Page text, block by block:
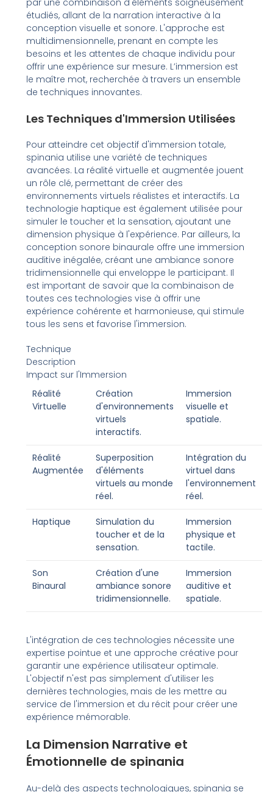
étudiés, allant de la narration interactive à la
conception visuelle et sonore. L'approche est
multidimensionnelle, prenant en compte les
besoins et les attentes de chaque individu pour
offrir une expérience sur mesure. L’immersion est
le maître mot, recherchée à travers un ensemble
de techniques innovantes.
Les Techniques d'Immersion Utilisées
Pour atteindre cet objectif d'immersion totale,
spinania utilise une variété de techniques
avancées. La réalité virtuelle et augmentée jouent
un rôle clé, permettant de créer des
environnements virtuels réalistes et interactifs. La
technologie haptique est également utilisée pour
simuler le toucher et la sensation, ajoutant une
dimension physique à l'expérience. Par ailleurs, la
conception sonore binaurale offre une immersion
auditive inégalée, créant une ambiance sonore
tridimensionnelle qui enveloppe le participant. Il
est important de savoir que la combinaison de
toutes ces technologies vise à offrir une
expérience cohérente et harmonieuse, qui stimule
tous les sens et favorise l'immersion.
Technique
Description
Impact sur l'Immersion
Réalité
Virtuelle
Création
d'environnements
virtuels
interactifs.
Immersion
visuelle et
spatiale.
Réalité
Augmentée
Superposition
d'éléments
virtuels au monde
réel.
Intégration du
virtuel dans
l'environnement
réel.
Haptique
Simulation du
toucher et de la
sensation.
Immersion
physique et
tactile.
Son
Binaural
Création d'une
ambiance sonore
tridimensionnelle.
Immersion
auditive et
spatiale.
L'intégration de ces technologies nécessite une
expertise pointue et une approche créative pour
garantir une expérience utilisateur optimale.
L'objectif n'est pas simplement d'utiliser les
dernières technologies, mais de les mettre au
service de l'immersion et du récit pour créer une
expérience mémorable.
La Dimension Narrative et
Émotionnelle de spinania
Au-delà des aspects technologiques, spinania se